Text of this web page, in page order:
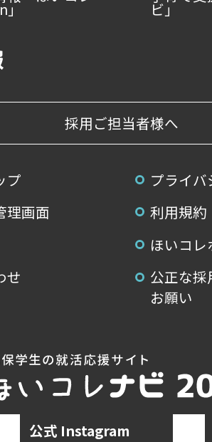
」 ビ」
採用ご担当者様へ
プ
プライ
理画面
利用規約
ほいコ
せ
公正な
お願い
公式 Instagram